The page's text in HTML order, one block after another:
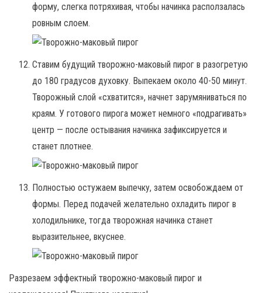
форму, слегка потряхивая, чтобы начинка расползалась
ровным слоем.
Ставим будущий творожно-маковый пирог в разогретую
до 180 градусов духовку. Выпекаем около 40-50 минут.
Творожный слой «схватится», начнет зарумяниваться по
краям. У готового пирога может немного «подрагивать»
центр — после остывания начинка зафиксируется и
станет плотнее.
Полностью остужаем выпечку, затем освобождаем от
формы. Перед подачей желательно охладить пирог в
холодильнике, тогда творожная начинка станет
выразительнее, вкуснее.
Разрезаем эффектный творожно-маковый пирог и